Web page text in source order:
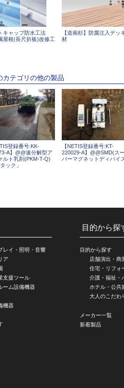
キャップ防水工法
屋根(長尺折板)改修工
【道南杉】防腐注入デッ
材
カテゴリの他の製品
登録番号:KK-
A】@@速分解型ア
ルト乳剤(PKM-T-Q)
ック」
【NETIS登録番号:KT-
220029-A】@@SMD(スー
パーマグネットディバイ
レイ・照明・音響
ア
支援ツール
ーム設備機器
機器
目的から探
目的から探す
店舗演出・商
住宅・リフォ
介護・福祉・
ホテル・公共
大人のこだわ
メーカー一覧
新着製品